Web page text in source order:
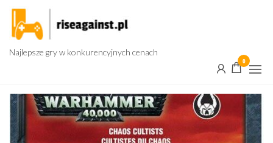
Przejdź
treści
Najlepsze gry w konkurencyjnych cenach
0